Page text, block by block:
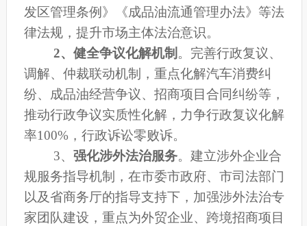
发区管理条例》
《成品油流通管理办法》 等法
律法规，提升市场主体法治意识。
2、 健全争议化解机制 。 完善行政复议、
调解、仲裁联动机制，重点化解汽车消费纠
纷、成品油经营争议、招商项目合同纠纷等，
推动行政争议实质性化解，力争行政复议化解
率100% ，行政诉讼零败诉。
3、 强化涉外法治服务。 建立涉外企业合
规服务指导机制 ， 在市委市政府、市司法部门
以及省商务厅的指导支持下，加强涉外法治专
家团队建设 ，重点为外贸企业、跨境招商项目